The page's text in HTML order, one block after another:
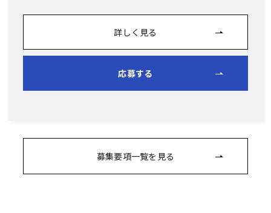
詳しく見る
応募する
募集要項一覧を見る